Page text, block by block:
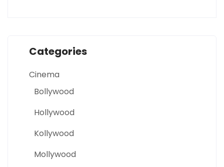
Categories
Cinema
Bollywood
Hollywood
Kollywood
Mollywood